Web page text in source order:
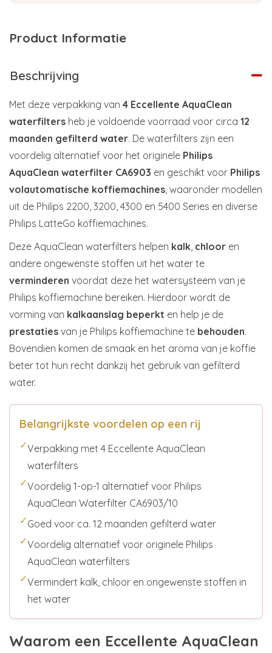
Product Informatie
Beschrijving
Met deze verpakking van 4 Eccellente AquaClean
waterfilters heb je voldoende voorraad voor circa 12
maanden gefilterd water. De waterfilters zijn een
voordelig alternatief voor het originele Philips
AquaClean waterfilter CA6903 en geschikt voor Philips
volautomatische koffiemachines, waaronder modellen
uit de Philips 2200, 3200, 4300 en 5400 Series en diverse
Philips LatteGo koffiemachines.
Deze AquaClean waterfilters helpen kalk, chloor en
andere ongewenste stoffen uit het water te
verminderen voordat deze het watersysteem van je
Philips koffiemachine bereiken. Hierdoor wordt de
vorming van kalkaanslag beperkt en help je de
prestaties van je Philips koffiemachine te behouden.
Bovendien komen de smaak en het aroma van je koffie
beter tot hun recht dankzij het gebruik van gefilterd
water.
Belangrijkste voordelen op een rij
✓Verpakking met 4 Eccellente AquaClean
waterfilters
✓Voordelig 1-op-1 alternatief voor Philips
AquaClean Waterfilter CA6903/10
✓Goed voor ca. 12 maanden gefilterd water
✓Voordelig alternatief voor originele Philips
AquaClean waterfilters
✓Vermindert kalk, chloor en ongewenste stoffen in
het water
Waarom een Eccellente AquaClean